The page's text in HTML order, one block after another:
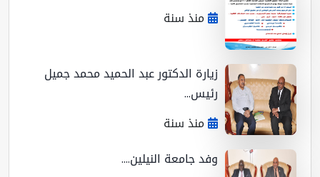
منذ سنة
زيارة الدكتور عبد الحميد محمد جميل
رئيس...
منذ سنة
وفد جامعة النيلين....